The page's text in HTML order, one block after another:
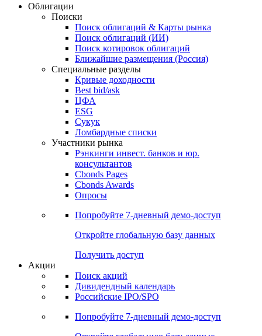
Облигации
Поиски
Поиск облигаций & Карты рынка
Поиск облигаций (ИИ)
Поиск котировок облигаций
Ближайшие размещения (Россия)
Специальные разделы
Кривые доходности
Best bid/ask
ЦФА
ESG
Сукук
Ломбардные списки
Участники рынка
Рэнкинги инвест. банков и юр.
консультантов
Cbonds Pages
Cbonds Awards
Опросы
Попробуйте 7-дневный демо-доступ
Откройте глобальную базу данных
Получить доступ
Акции
Поиск акций
Дивидендный календарь
Российские IPO/SPO
Попробуйте 7-дневный демо-доступ